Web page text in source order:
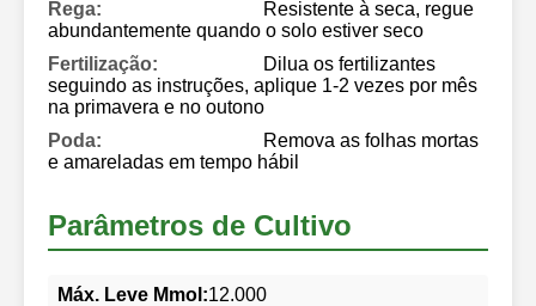
Rega:
Resistente à seca, regue
abundantemente quando o solo estiver seco
Fertilização:
Dilua os fertilizantes
seguindo as instruções, aplique 1-2 vezes por mês
na primavera e no outono
Poda:
Remova as folhas mortas
e amareladas em tempo hábil
Parâmetros de Cultivo
Máx. Leve Mmol:12.000